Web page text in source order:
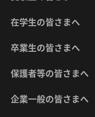
在学生の皆さまへ
卒業生の皆さまへ
保護者等の皆さまへ
企業一般の皆さまへ